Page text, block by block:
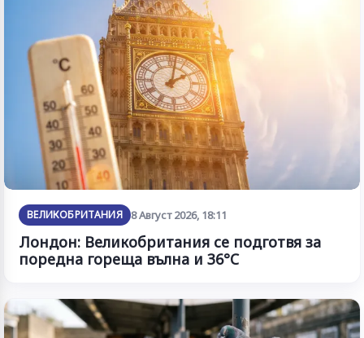
ВЕЛИКОБРИТАНИЯ 8 Август 2026, 18:11
Лондон: Великобритания се подготвя за
поредна гореща вълна и 36°C